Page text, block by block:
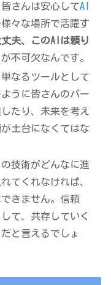
さんは安心してAI
々な場所で活躍す
丈夫、このAIは頼り
不可欠なんです。
なるツールとして
うに皆さんのパー
たり、未来を考え
土台になくてはな
の技術がどんなに進
てくれなければ、
きません。信頼
て、共存していく
と言えるでしょ